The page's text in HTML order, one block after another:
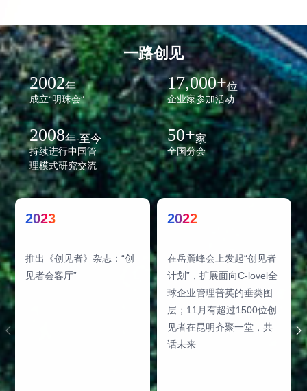
一路创见
2002
成立“明珠会”
年 17,000
企业家参加活动
+位
2008
持续进行中国管
理模式研究交流
年-至今 50
全国分会
+家
2023
推出《创见者》杂志：“创
见者会客厅”
2022
在岳麓峰会上发起“创见者
计划”，扩展面向C-lovel全
球企业管理普英的垂类图
层；11月有超过1500位创
见者在昆明齐聚一堂，共
话未来